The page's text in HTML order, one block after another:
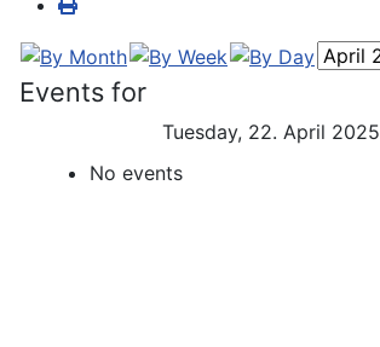
Events for
Tuesday, 22. April 2025
No events